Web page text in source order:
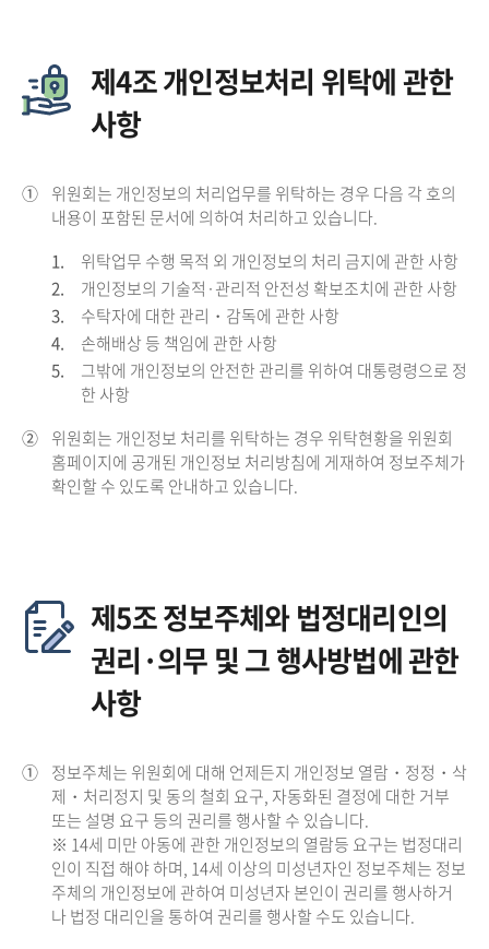
제4조 개인정보처리 위탁에 관한
사항
① 위원회는 개인정보의 처리업무를 위탁하는 경우 다음 각 호의
내용이 포함된 문서에 의하여 처리하고 있습니다.
1.
위탁업무 수행 목적 외 개인정보의 처리 금지에 관한 사항
2.
개인정보의 기술적·관리적 안전성 확보조치에 관한 사항
3.
수탁자에 대한 관리・감독에 관한 사항
4.
손해배상 등 책임에 관한 사항
5.
그밖에 개인정보의 안전한 관리를 위하여 대통령령으로 정
한 사항
② 위원회는 개인정보 처리를 위탁하는 경우 위탁현황을 위원회
홈페이지에 공개된 개인정보 처리방침에 게재하여 정보주체가
확인할 수 있도록 안내하고 있습니다.
제5조 정보주체와 법정대리인의
권리·의무 및 그 행사방법에 관한
사항
① 정보주체는 위원회에 대해 언제든지 개인정보 열람・정정・삭
제・처리정지 및 동의 철회 요구, 자동화된 결정에 대한 거부
또는 설명 요구 등의 권리를 행사할 수 있습니다.
※ 14세 미만 아동에 관한 개인정보의 열람등 요구는 법정대리
인이 직접 해야 하며, 14세 이상의 미성년자인 정보주체는 정보
주체의 개인정보에 관하여 미성년자 본인이 권리를 행사하거
나 법정 대리인을 통하여 권리를 행사할 수도 있습니다.